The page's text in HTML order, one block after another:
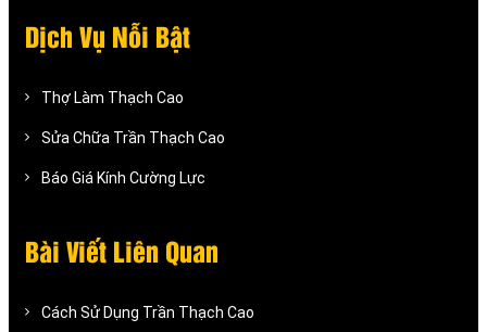
Dịch Vụ Nỗi Bật
Thợ Làm Thạch Cao
Sửa Chữa Trần Thạch Cao
Báo Giá Kính Cường Lực
Bài Viết Liên Quan
Cách Sử Dụng Trần Thạch Cao